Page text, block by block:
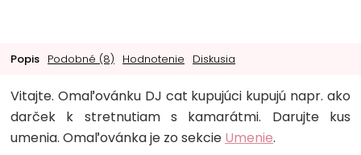
Popis Podobné (8) Hodnotenie Diskusia
Vitajte. Omaľovánku DJ cat kupujúci kupujú napr. ako
darček k stretnutiam s kamarátmi. Darujte kus
umenia. Omaľovánka je zo sekcie Umenie.